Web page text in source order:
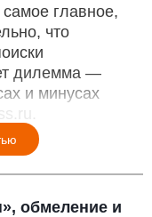
главное,
что
дилемма —
и минусах
обмеление и